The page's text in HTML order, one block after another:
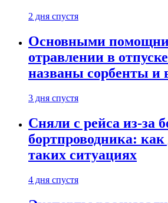
2 дня спустя
Основными
отравлении в
названы сорбенты и
3 дня спустя
Сняли с рейса из-за
бортпроводника: как
таких ситуациях
4 дня спустя